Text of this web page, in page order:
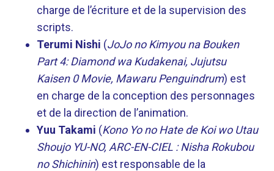
charge de l’écriture et de la supervision des
scripts.
Terumi Nishi (JoJo no Kimyou na Bouken
Part 4: Diamond wa Kudakenai, Jujutsu
Kaisen 0 Movie, Mawaru Penguindrum) est
en charge de la conception des personnages
et de la direction de l’animation.
Yuu Takami (Kono Yo no Hate de Koi wo Utau
Shoujo YU-NO, ARC-EN-CIEL : Nisha Rokubou
no Shichinin) est responsable de la